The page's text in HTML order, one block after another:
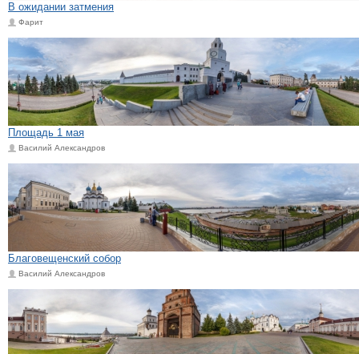
В ожидании затмения
Фарит
Площадь 1 мая
Василий Александров
Благовещенский собор
Василий Александров